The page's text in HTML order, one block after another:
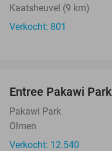
Kaatsheuvel (9 km)
Verkocht: 801
Entree Pakawi Park
Pakawi Park
Olmen
Verkocht: 12.540